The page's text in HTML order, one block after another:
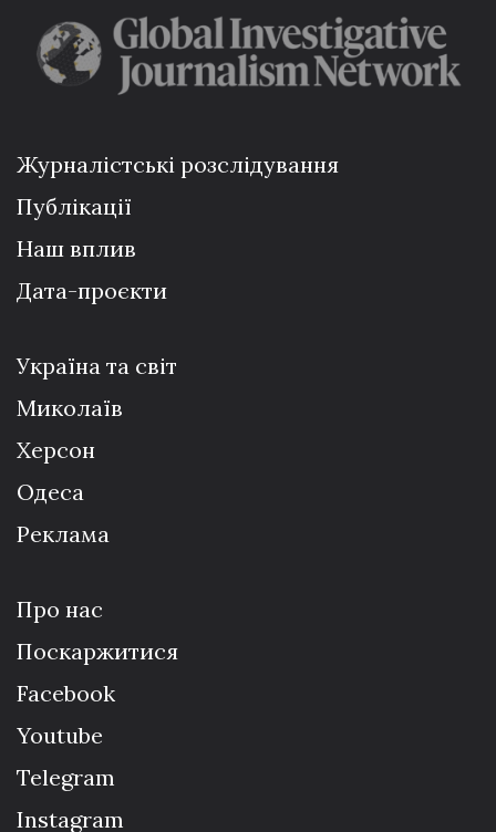
Журналістські розслідування
Публікації
Наш вплив
Дата-проєкти
Україна та світ
Миколаїв
Херсон
Одеса
Реклама
Про нас
Поскаржитися
Facebook
Youtube
Telegram
Instagram